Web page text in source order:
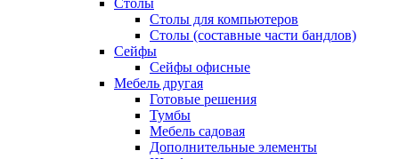
Столы
Столы для компьютеров
Столы (составные части бандлов)
Сейфы
Сейфы офисные
Мебель другая
Готовые решения
Тумбы
Мебель садовая
Дополнительные элементы